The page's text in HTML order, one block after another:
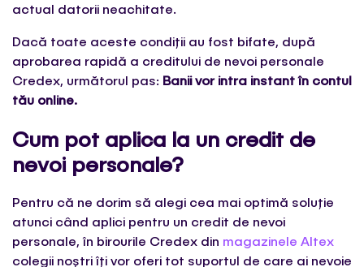
actual datorii neachitate.
Dacă toate aceste condiții au fost bifate, după
aprobarea rapidă a creditului de nevoi personale
Credex, următorul pas: Banii vor intra instant în contul
tău online.
Cum pot aplica la un credit de
nevoi personale?
Pentru că ne dorim să alegi cea mai optimă soluție
atunci când aplici pentru un credit de nevoi
personale, în birourile Credex din magazinele Altex
colegii noștri îți vor oferi tot suportul de care ai nevoie